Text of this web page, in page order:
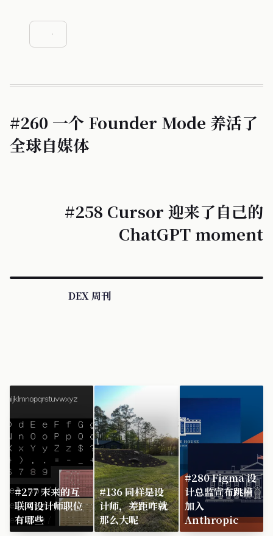
#260 一个 Founder Mode 养活了
全球自媒体
#258 Cursor 迎来了自己的
ChatGPT moment
DEX 周刊
#277 未来的互
联网设计师职位
有哪些
#136 同样是设
计师，差距咋就
那么大呢
#280 Figma 设
计总监宣布跳槽
加入
Anthropic